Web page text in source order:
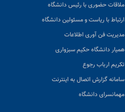
ملاقات حضوری با رئیس دانشگاه
ارتباط با ریاست و مسئولین دانشگاه
مدیریت فن آوری اطلاعات
همیار دانشگاه حکیم سبزواری
تکریم ارباب رجوع
سامانه گزارش اتصال به اینترنت
مهمانسرای دانشگاه